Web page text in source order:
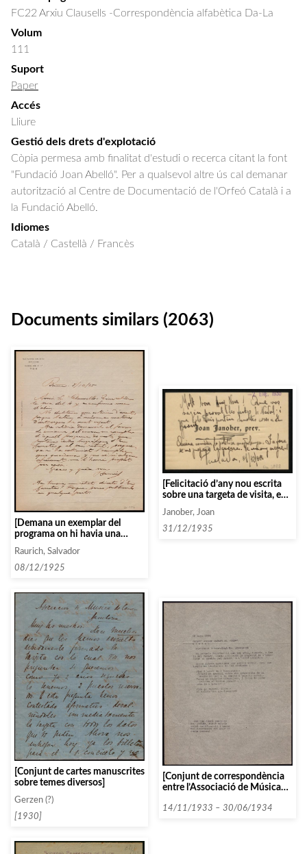
FC22 Arxiu Clausells -Correspondència alfabètica Da-La
Volum
111
Suport
Paper
Accés
Lliure
Gestió dels drets d'explotació
Còpia permesa amb finalitat d'estudi o recerca citant la font
"Fundació Joan Abelló". Per a qualsevol altre ús cal demanar
autorització al Centre de Documentació de l'Orfeó Català i a
la Fundació Abelló.
Idiomes
Català / Castellà / Francès
Documents similars (2063)
[Demana un exemplar del
programa on hi havia una
fotografia i dades biogràfiques
d’en Garreta]
Raurich, Salvador
08/12/1925
[Felicitació d’any nou escrita
sobre una targeta de visita, en
la qual s’augura un any nou
molt dur amb relació a la
situació política]
Janober, Joan
31/12/1935
[Conjunt de cartes manuscrites
sobre temes diversos]
Gerzen (?)
[1930]
[Conjunt de correspondència
entre l’Associació de Música
entitats que comencen amb la
14/11/1933 – 30/06/1934